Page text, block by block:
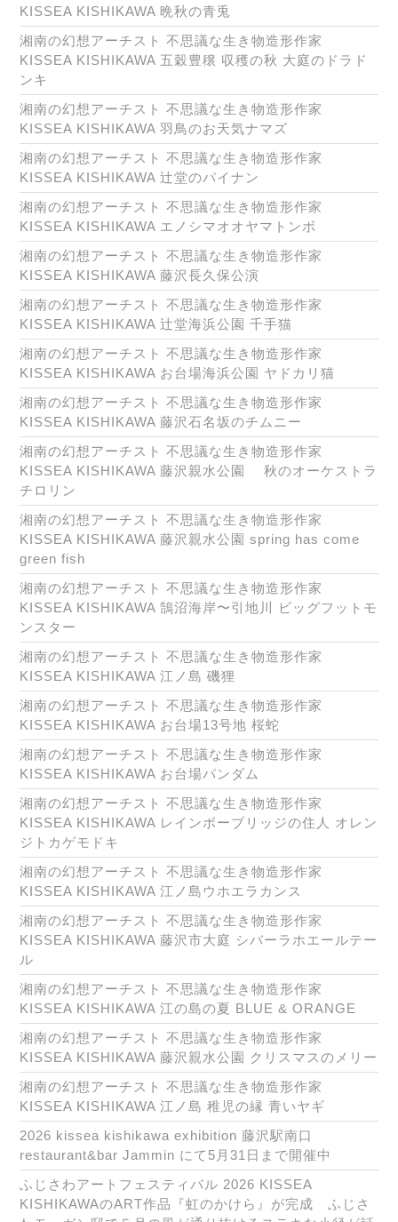
KISSEA KISHIKAWA 晩秋の青兎
湘南の幻想アーチスト 不思議な生き物造形作家
KISSEA KISHIKAWA 五穀豊穣 収穫の秋 大庭のドラド
ンキ
湘南の幻想アーチスト 不思議な生き物造形作家
KISSEA KISHIKAWA 羽鳥のお天気ナマズ
湘南の幻想アーチスト 不思議な生き物造形作家
KISSEA KISHIKAWA 辻堂のパイナン
湘南の幻想アーチスト 不思議な生き物造形作家
KISSEA KISHIKAWA エノシマオオヤマトンボ
湘南の幻想アーチスト 不思議な生き物造形作家
KISSEA KISHIKAWA 藤沢長久保公演
湘南の幻想アーチスト 不思議な生き物造形作家
KISSEA KISHIKAWA 辻堂海浜公園 千手猫
湘南の幻想アーチスト 不思議な生き物造形作家
KISSEA KISHIKAWA お台場海浜公園 ヤドカリ猫
湘南の幻想アーチスト 不思議な生き物造形作家
KISSEA KISHIKAWA 藤沢石名坂のチムニー
湘南の幻想アーチスト 不思議な生き物造形作家
KISSEA KISHIKAWA 藤沢親水公園 秋のオーケストラ
チロリン
湘南の幻想アーチスト 不思議な生き物造形作家
KISSEA KISHIKAWA 藤沢親水公園 spring has come
green fish
湘南の幻想アーチスト 不思議な生き物造形作家
KISSEA KISHIKAWA 鵠沼海岸〜引地川 ビッグフットモ
ンスター
湘南の幻想アーチスト 不思議な生き物造形作家
KISSEA KISHIKAWA 江ノ島 磯狸
湘南の幻想アーチスト 不思議な生き物造形作家
KISSEA KISHIKAWA お台場13号地 桜蛇
湘南の幻想アーチスト 不思議な生き物造形作家
KISSEA KISHIKAWA お台場パンダム
湘南の幻想アーチスト 不思議な生き物造形作家
KISSEA KISHIKAWA レインボーブリッジの住人 オレン
ジトカゲモドキ
湘南の幻想アーチスト 不思議な生き物造形作家
KISSEA KISHIKAWA 江ノ島ウホエラカンス
湘南の幻想アーチスト 不思議な生き物造形作家
KISSEA KISHIKAWA 藤沢市大庭 シバーラホエールテー
ル
湘南の幻想アーチスト 不思議な生き物造形作家
KISSEA KISHIKAWA 江の島の夏 BLUE & ORANGE
湘南の幻想アーチスト 不思議な生き物造形作家
KISSEA KISHIKAWA 藤沢親水公園 クリスマスのメリー
湘南の幻想アーチスト 不思議な生き物造形作家
KISSEA KISHIKAWA 江ノ島 稚児の縁 青いヤギ
2026 kissea kishikawa exhibition 藤沢駅南口
restaurant&bar Jammin にて5月31日まで開催中
ふじさわアートフェスティバル 2026 KISSEA
KISHIKAWAのART作品『虹のかけら』が完成 ふじさ